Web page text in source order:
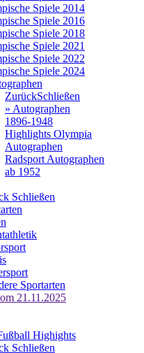
Spiele 2014
Spiele 2016
Spiele 2018
Spiele 2021
Spiele 2022
Spiele 2024
ZurückSchließen
» Autographen
1896-1948
Highlights Olympia
Autographen
Radsport Autographen
ab 1952
Schließen
Sportarten
21.11.2025
Highights
Schließen